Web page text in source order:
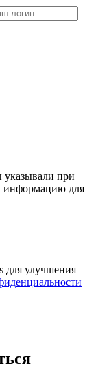
указывали при
информацию для
для улучшения